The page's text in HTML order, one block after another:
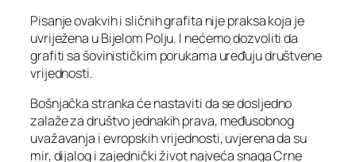
Pisanje ovakvih i sličnih grafita nije praksa koja je
uvriježena u Bijelom Polju. I nećemo dozvoliti da
grafiti sa šovinističkim porukama uređuju društvene
vrijednosti.
Bošnjačka stranka će nastaviti da se dosljedno
zalaže za društvo jednakih prava, međusobnog
uvažavanja i evropskih vrijednosti, uvjerena da su
mir, dijalog i zajednički život najveća snaga Crne